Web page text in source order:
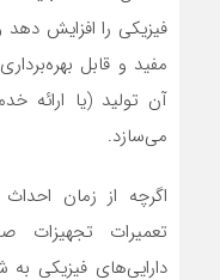
فیزیکی را افزایش
مفید و قابل
آن تولید (یا ارائه
می‌سازد.
اگرچه از زمان
تعمیرات تجهیزات
دارایی‌های فیزیکی